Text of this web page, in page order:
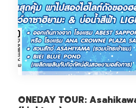
ONEDAY TOUR: